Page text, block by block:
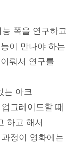
쪽을 연구하고
이 만나야 하는
뤄서 연구를
는 아크
그레이드할 때
하고 해서
정이 영화에는